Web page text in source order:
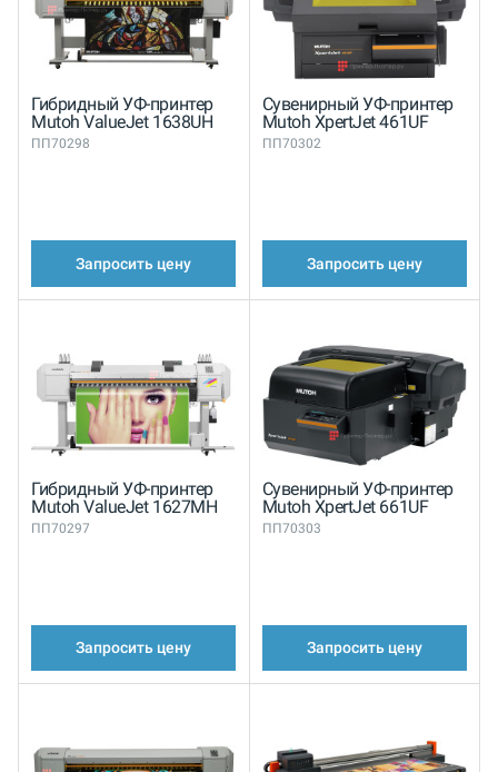
Гибридный УФ-принтер
Mutoh ValueJet 1638UH
ПП70298
Запросить цену
Сувенирный УФ-принтер
Mutoh XpertJet 461UF
ПП70302
Запросить цену
Гибридный УФ-принтер
Mutoh ValueJet 1627MH
ПП70297
Запросить цену
Сувенирный УФ-принтер
Mutoh XpertJet 661UF
ПП70303
Запросить цену